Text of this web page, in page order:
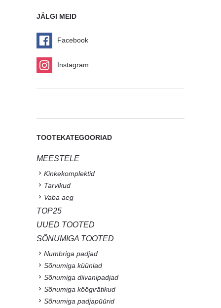
JÄLGI MEID
Facebook
Instagram
TOOTEKATEGOORIAD
MEESTELE
Kinkekomplektid
Tarvikud
Vaba aeg
TOP25
UUED TOOTED
SÕNUMIGA TOOTED
Numbriga padjad
Sõnumiga küünlad
Sõnumiga diivanipadjad
Sõnumiga köögirätikud
Sõnumiga padjapüürid